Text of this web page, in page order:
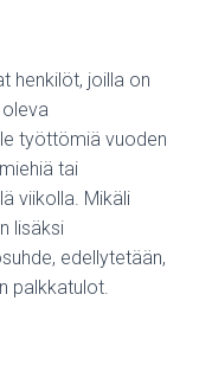
henkilöt, joilla on
työttömiä vuoden
tai
viikolla. Mikäli
lisäksi
edellytetään,
palkkatulot.